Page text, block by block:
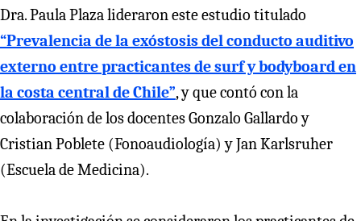
Dra. Paula Plaza lideraron este estudio titulado
“Prevalencia de la exóstosis del conducto auditivo
externo entre practicantes de surf y bodyboard en
la costa central de Chile”, y que contó con la
colaboración de los docentes Gonzalo Gallardo y
Cristian Poblete (Fonoaudiología) y Jan Karlsruher
(Escuela de Medicina).